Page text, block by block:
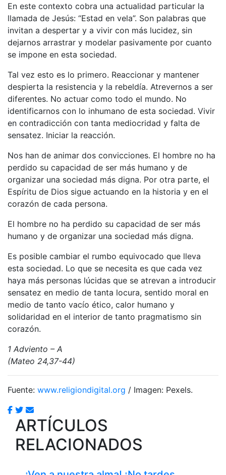
En este contexto cobra una actualidad particular la
llamada de Jesús: “Estad en vela”. Son palabras que
invitan a despertar y a vivir con más lucidez, sin
dejarnos arrastrar y modelar pasivamente por cuanto
se impone en esta sociedad.
Tal vez esto es lo primero. Reaccionar y mantener
despierta la resistencia y la rebeldía. Atrevernos a ser
diferentes. No actuar como todo el mundo. No
identificarnos con lo inhumano de esta sociedad. Vivir
en contradicción con tanta mediocridad y falta de
sensatez. Iniciar la reacción.
Nos han de animar dos convicciones. El hombre no ha
perdido su capacidad de ser más humano y de
organizar una sociedad más digna. Por otra parte, el
Espíritu de Dios sigue actuando en la historia y en el
corazón de cada persona.
El hombre no ha perdido su capacidad de ser más
humano y de organizar una sociedad más digna.
Es posible cambiar el rumbo equivocado que lleva
esta sociedad. Lo que se necesita es que cada vez
haya más personas lúcidas que se atrevan a introducir
sensatez en medio de tanta locura, sentido moral en
medio de tanto vacío ético, calor humano y
solidaridad en el interior de tanto pragmatismo sin
corazón.
1 Adviento – A
(Mateo 24,37-44)
Fuente: www.religiondigital.org / Imagen: Pexels.
ARTÍCULOS
RELACIONADOS